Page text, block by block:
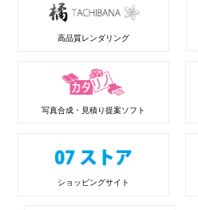
高品質レンダリング
写真合成・見積り提案ソフト
ショッピングサイト